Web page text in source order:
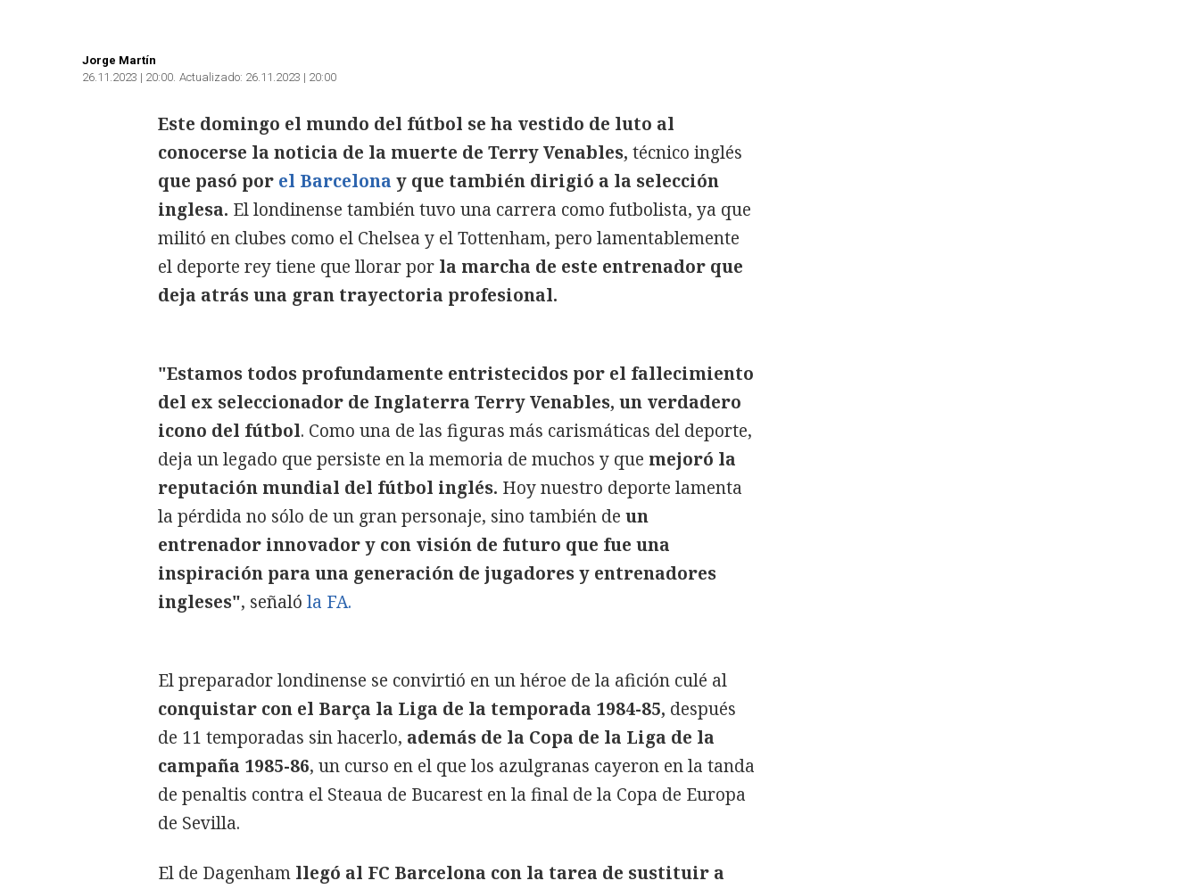
Jorge Martín
26.11.2023 | 20:00 Actualizado: 26.11.2023 | 20:00
Este domingo el mundo del fútbol se ha vestido de luto al
conocerse la noticia de la muerte de Terry Venables, técnico inglés
que pasó por el Barcelona y que también dirigió a la selección
inglesa. El londinense también tuvo una carrera como futbolista, ya que
militó en clubes como el Chelsea y el Tottenham, pero lamentablemente
el deporte rey tiene que llorar por la marcha de este entrenador que
deja atrás una gran trayectoria profesional.
"Estamos todos profundamente entristecidos por el fallecimiento
del ex seleccionador de Inglaterra Terry Venables, un verdadero
icono del fútbol. Como una de las figuras más carismáticas del deporte,
deja un legado que persiste en la memoria de muchos y que mejoró la
reputación mundial del fútbol inglés. Hoy nuestro deporte lamenta
la pérdida no sólo de un gran personaje, sino también de un
entrenador innovador y con visión de futuro que fue una
inspiración para una generación de jugadores y entrenadores
ingleses", señaló la FA.
El preparador londinense se convirtió en un héroe de la afición culé al
conquistar con el Barça la Liga de la temporada 1984-85, después
de 11 temporadas sin hacerlo, además de la Copa de la Liga de la
campaña 1985-86, un curso en el que los azulgranas cayeron en la tanda
de penaltis contra el Steaua de Bucarest en la final de la Copa de Europa
de Sevilla.
El de Dagenham llegó al FC Barcelona con la tarea de sustituir a